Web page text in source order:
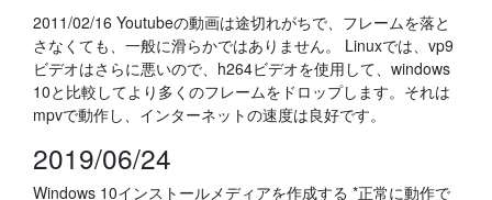
2011/02/16 Youtubeの動画は途切れがちで、フレームを落と
さなくても、一般に滑らかではありません。 Linuxでは、vp9
ビデオはさらに悪いので、h264ビデオを使用して、windows
10と比較してより多くのフレームをドロップします。それは
mpvで動作し、インターネットの速度は良好です。
2019/06/24
Windows 10インストールメディアを作成する *正常に動作で